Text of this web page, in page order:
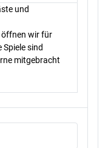
und
öffnen wir für
sind
mitgebracht